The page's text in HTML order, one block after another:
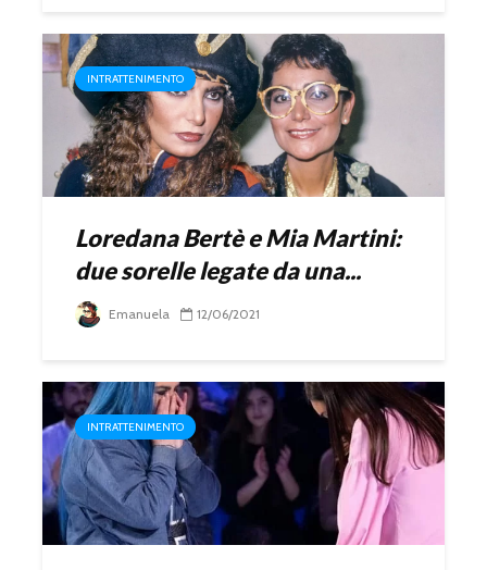
INTRATTENIMENTO
Loredana Bertè e Mia Martini:
due sorelle legate da una...
Emanuela 12/06/2021
INTRATTENIMENTO